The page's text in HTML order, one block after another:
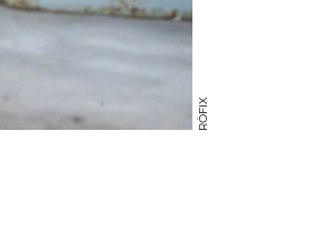
RÖFIX